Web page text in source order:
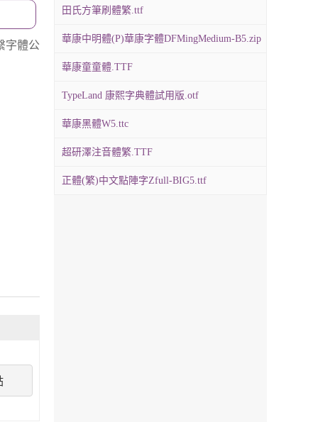
字體公
田氏方筆刷體繁.ttf
華康中明體(P)華康字體DFMingMedium-B5.zip
華康童童體.TTF
TypeLand 康熙字典體試用版.otf
華康黑體W5.ttc
超研澤注音體繁.TTF
正體(繁)中文點陣字Zfull-BIG5.ttf